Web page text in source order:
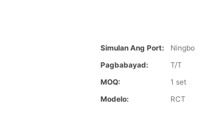
Simulan Ang Port:
Ningbo
Pagbabayad:
T/T
MOQ:
1 set
Modelo:
RCT